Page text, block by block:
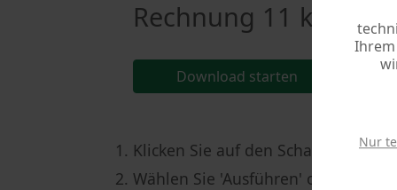
Nur
Rechnung 11
Download starten
Klicken Sie auf den Schalter
Wählen Sie 'Ausführen' oder